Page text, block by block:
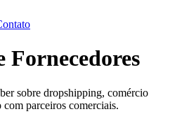
Fornecedores
sobre dropshipping, comércio
parceiros comerciais.